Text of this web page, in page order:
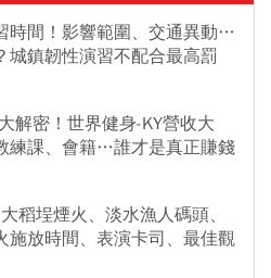
時間！影響範圍、交通異動…
城鎮韌性演習不配合最高罰
解密！世界健身-KY營收大
練課、會籍…誰才是真正賺錢
稻埕煙火、淡水漁人碼頭、
放時間、表演卡司、最佳觀